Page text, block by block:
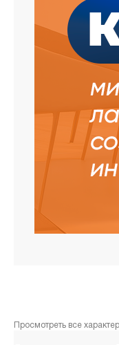
Просмотреть все